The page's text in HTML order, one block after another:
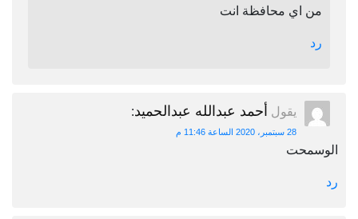
من اي محافظة انت
رد
يقول أحمد عبدالله عبدالحميد:
28 سبتمبر، 2020 الساعة 11:46 م
الوسمحت
رد